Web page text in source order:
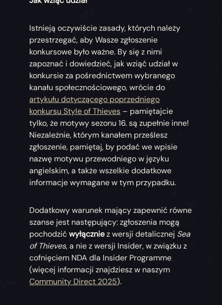
Istnieją oczywiście zasady, których należy
przestrzegać, aby Wasze zgłoszenie
konkursowe było ważne. By się z nimi
zapoznać i dowiedzieć, jak wziąć udział w
konkursie za pośrednictwem wybranego
kanału społecznościowego, wrócie do
artykułu dotyczącego poprzedniego
konkursu Style of Thieves – pamiętajcie
tylko, że motywy sezonu 16. są zupełnie inne!
Niezależnie, którym kanałem prześlesz
zgłoszenie, pamiętaj, by podać we wpisie
nazwę motywu przewodniego w języku
angielskim, a także wszelkie dodatkowe
informacje wymagane w tym przypadku.
Dodatkowy warunek mający zapewnić równe
szanse jest następujący: zgłoszenia mogą
pochodzićwyłączniez wersji detalicznej Sea
of Thieves, a nie z wersji Insider, w związku z
cofnięciem NDA dla Insider Programme
(więcej informacji znajdziesz w naszym
Community Direct 2025).